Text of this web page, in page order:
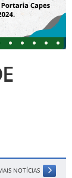
NOTÍCIAS